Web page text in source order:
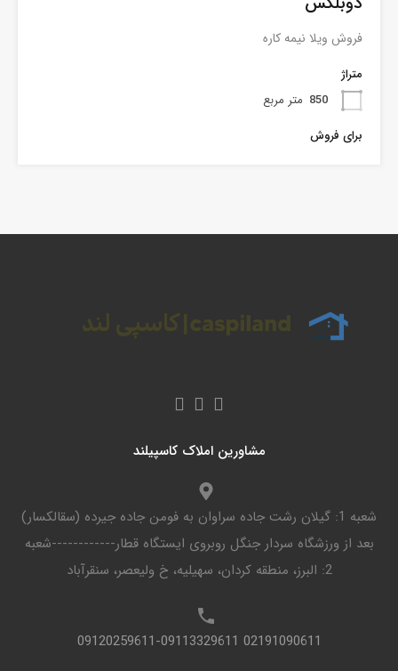
فروش ویلا نیمه کاره
متراژ
850 متر مربع
برای فروش
مشاورین املاک کاسپیلند
شعبه 1: گیلان رشت جاده سراوان به فومن جاده جیرده (سقالکسار)
بعد از ورزشگاه سردار جنگل روبروی ایستگاه قطار------------شعبه
2: البرز، منطقه کردان، سهیلیه، خ ولیعصر، سنقرآباد
02191090611 09120259611-09113329611